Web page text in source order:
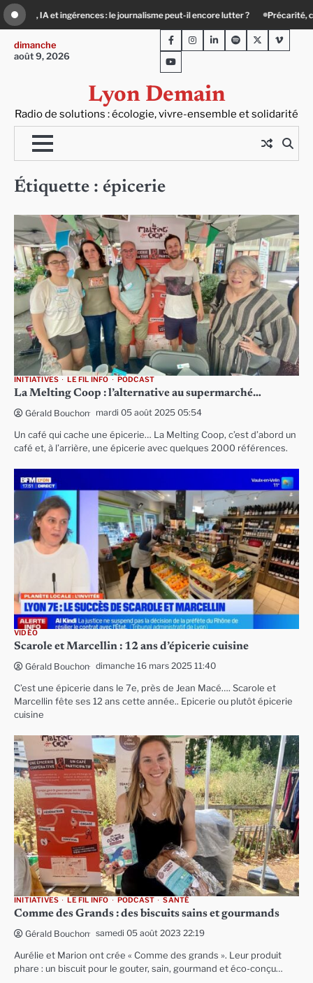
Skip
to
content
solitude : quand le lien social devient essentiel Le Teil Villeurbanne :
dimanche
août 9, 2026
Lyon Demain
Radio de solutions : écologie, vivre-ensemble et solidarité
FacebookInstagram
LinkedInSpotifyTwitterViméo
Youtube
Étiquette : épicerie
INITIATIVES LE FIL INFO PODCAST
La Melting Coop : l’alternative au supermarché…
Gérald Bouchon mardi 05 août 2025 05:54
Un café qui cache une épicerie… La Melting Coop, c’est d’abord un
café et, à l’arrière, une épicerie avec quelques 2000 références.
VIDÉO
Scarole et Marcellin : 12 ans d’épicerie cuisine
Gérald Bouchon dimanche 16 mars 2025 11:40
C’est une épicerie dans le 7e, près de Jean Macé…. Scarole et
Marcellin fête ses 12 ans cette année.. Epicerie ou plutôt épicerie
cuisine
INITIATIVES LE FIL INFO PODCAST SANTÉ
Comme des Grands : des biscuits sains et gourmands
Gérald Bouchon samedi 05 août 2023 22:19
Aurélie et Marion ont crée « Comme des grands ». Leur produit
phare : un biscuit pour le gouter, sain, gourmand et éco-conçu…